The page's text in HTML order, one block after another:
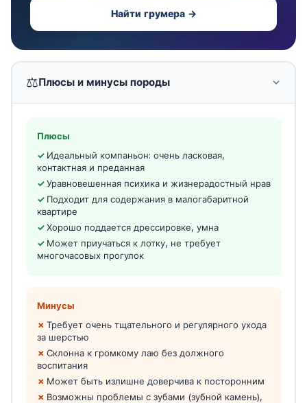
Найти грумера →
⚖️Плюсы и минусы породы
Плюсы
Идеальный компаньон: очень ласковая,
контактная и преданная
Уравновешенная психика и жизнерадостный нрав
Подходит для содержания в малогабаритной
квартире
Хорошо поддается дрессировке, умна
Может приучаться к лотку, не требует
многочасовых прогулок
Минусы
Требует очень тщательного и регулярного ухода
за шерстью
Склонна к громкому лаю без должного
воспитания
Может быть излишне доверчива к посторонним
Возможны проблемы с зубами (зубной камень),